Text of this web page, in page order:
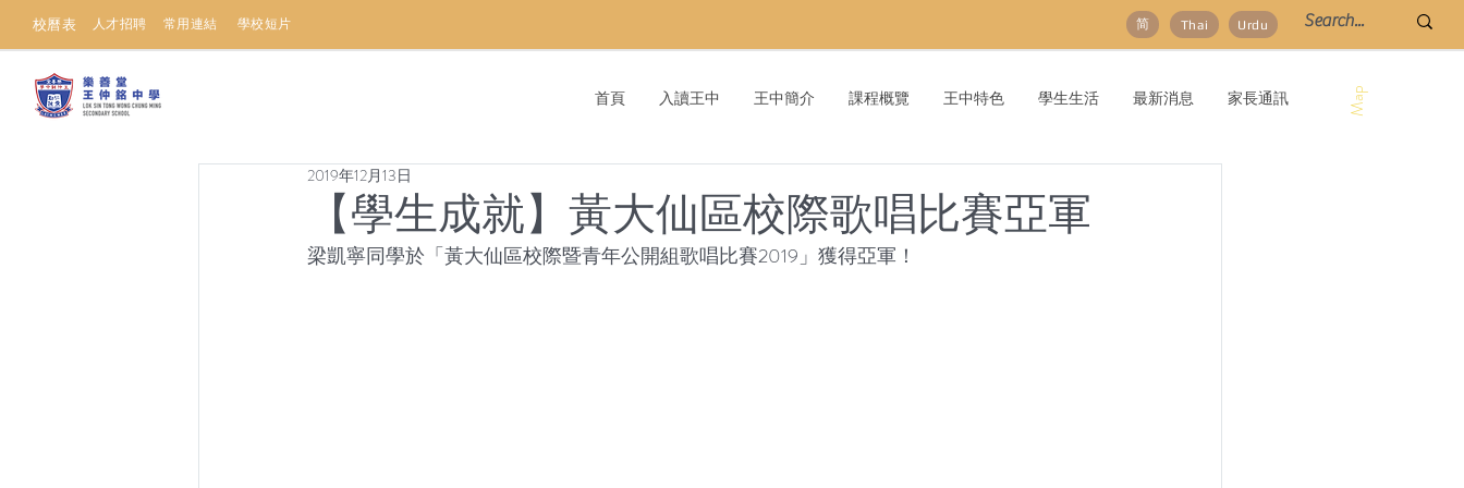
常用連結
人才招聘
校曆表 學校短片
首頁 入讀王中 王中簡介 課程概覽 王中特色 學生生活 最新消息 家長通訊 Map
Urdu
Thai
简
【學生成就】黃大仙區校際歌唱比賽亞軍
2019年12月13日
梁凱寧同學於「黃大仙區校際暨青年公開組歌唱比賽2019」獲得亞軍！